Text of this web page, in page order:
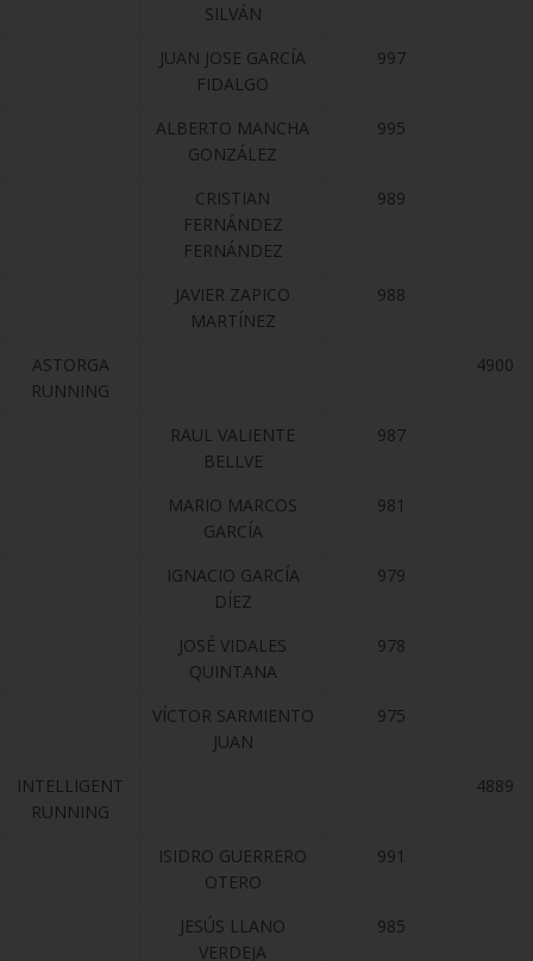
SILVÁN
JUAN JOSE GARCÍA
FIDALGO
997
ALBERTO MANCHA
GONZÁLEZ
995
CRISTIAN
FERNÁNDEZ
FERNÁNDEZ
989
JAVIER ZAPICO
MARTÍNEZ
988
ASTORGA
RUNNING
4900
RAUL VALIENTE
BELLVE
987
MARIO MARCOS
GARCÍA
981
IGNACIO GARCÍA
DÍEZ
979
JOSÉ VIDALES
QUINTANA
978
VÍCTOR SARMIENTO
JUAN
975
INTELLIGENT
RUNNING
4889
ISIDRO GUERRERO
OTERO
991
JESÚS LLANO
VERDEJA
985